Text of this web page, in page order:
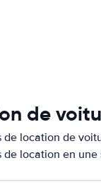
de
location de
location en